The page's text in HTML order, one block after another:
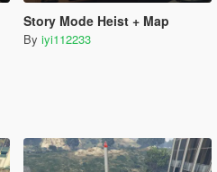
Story Mode Heist + Map
By iyi112233